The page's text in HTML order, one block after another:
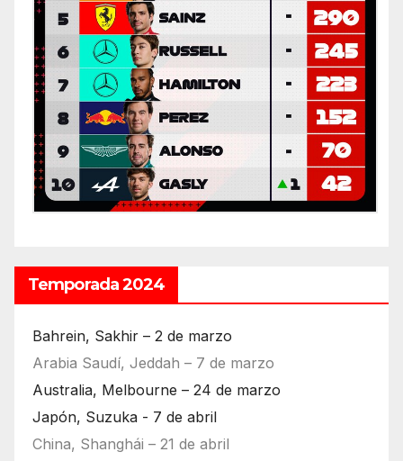
Temporada 2024
Bahrein, Sakhir – 2 de marzo
Arabia Saudí, Jeddah – 7 de marzo
Australia, Melbourne – 24 de marzo
Japón, Suzuka - 7 de abril
China, Shanghái – 21 de abril